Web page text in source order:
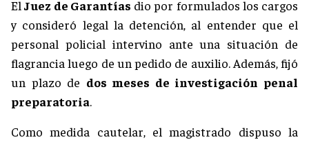
ElJuez de Garantías dio por formulados los cargos
y consideró legal la detención, al entender que el
personal policial intervino ante una situación de
flagrancia luego de un pedido de auxilio. Además, fijó
un plazo de dos meses de investigación penal
preparatoria.
Como medida cautelar, el magistrado dispuso la